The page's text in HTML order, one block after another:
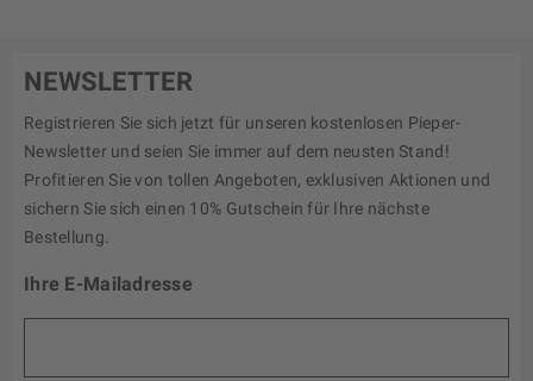
NEWSLETTER
Registrieren Sie sich jetzt für unseren kostenlosen Pieper-
Newsletter und seien Sie immer auf dem neusten Stand!
Profitieren Sie von tollen Angeboten, exklusiven Aktionen und
sichern Sie sich einen 10% Gutschein für Ihre nächste
Bestellung.
Ihre E-Mailadresse